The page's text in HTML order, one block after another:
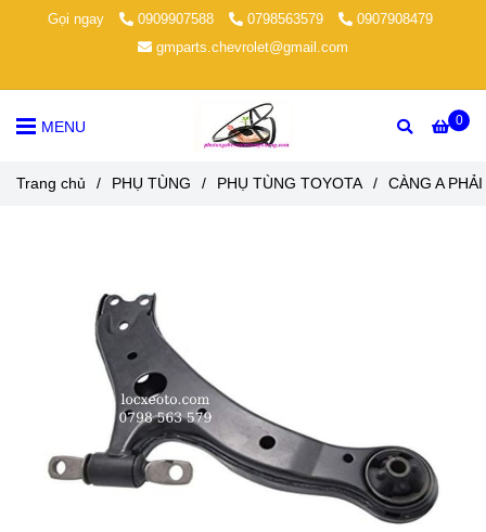
Gọi ngay 0909907588 0798563579
0907908479
gmparts.chevrolet@gmail.com
0
MENU
Trang chủ / PHỤ TÙNG / PHỤ TÙNG TOYOTA / CÀNG A